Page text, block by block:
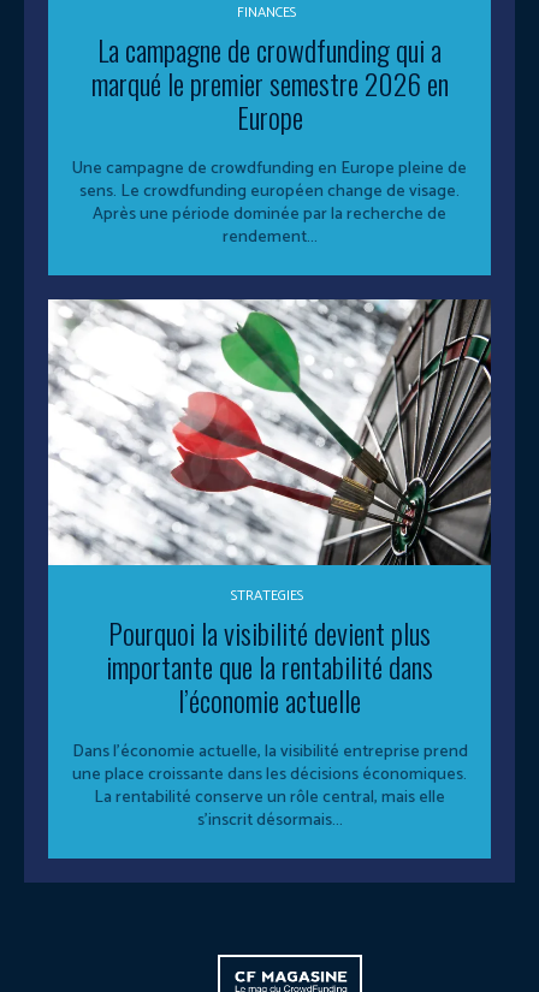
FINANCES
La campagne de crowdfunding qui a
marqué le premier semestre 2026 en
Europe
Une campagne de crowdfunding en Europe pleine de
sens. Le crowdfunding européen change de visage.
Après une période dominée par la recherche de
rendement...
STRATEGIES
Pourquoi la visibilité devient plus
importante que la rentabilité dans
l’économie actuelle
Dans l’économie actuelle, la visibilité entreprise prend
une place croissante dans les décisions économiques.
La rentabilité conserve un rôle central, mais elle
s’inscrit désormais...